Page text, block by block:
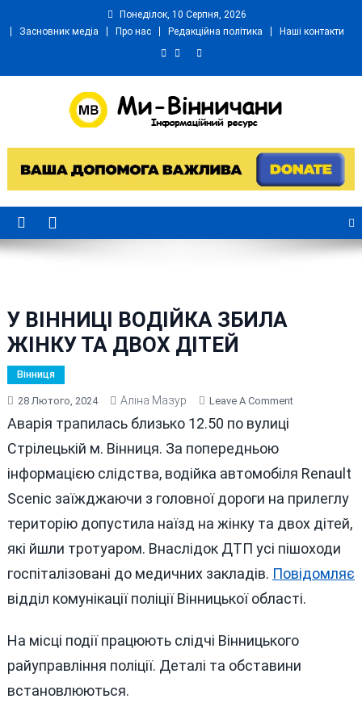
Понеділок, 10 Серпня, 2026
Засновник медіа
Про нас Редакційна політика Наші контакти
Ми Вінничани
У ВІННИЦІ ВОДІЙКА ЗБИЛА
ЖІНКУ ТА ДВОХ ДІТЕЙ
Вінниця
28 Лютого, 2024 Аліна Мазур Leave A CommentOn
ЗБИЛА
ЖІНКУ
ДВОХ
ДІТЕЙ
Аварія трапилась близько 12.50 по вулиці
Стрілецькій м. Вінниця. За попередньою
інформацією слідства, водійка автомобіля Renault
Scenic заїжджаючи з головної дороги на прилеглу
територію допустила наїзд на жінку та двох дітей,
які йшли тротуаром. Внаслідок ДТП усі пішоходи
госпіталізовані до медичних закладів. Повідомляє
відділ комунікації поліції Вінницької області.
На місці події працюють слідчі Вінницького
райуправління поліції. Деталі та обставини
встановлюються.